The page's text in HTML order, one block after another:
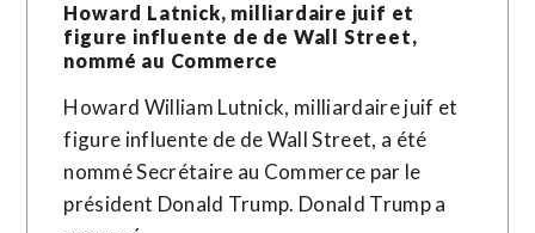
Howard Latnick, milliardaire juif et
figure influente de de Wall Street,
nommé au Commerce
Howard William Lutnick, milliardaire juif et
figure influente de de Wall Street, a été
nommé Secrétaire au Commerce par le
président Donald Trump. Donald Trump a